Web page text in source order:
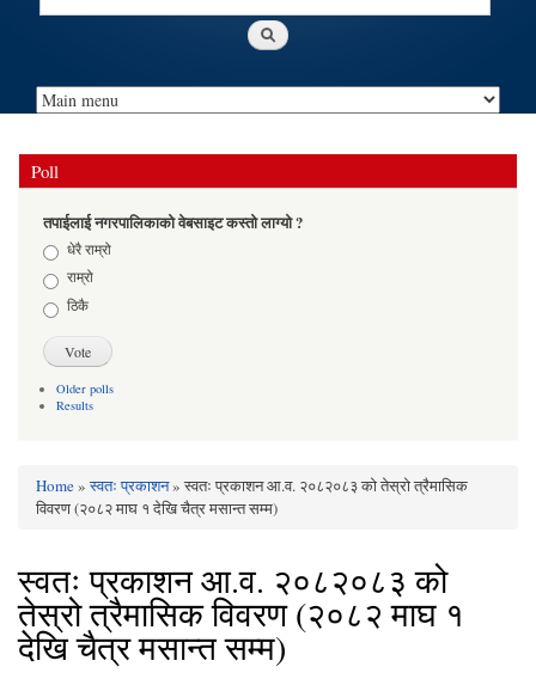
Poll
तपाईलाई नगरपालिकाको वेबसाइट कस्तो लाग्यो ?
Choicesधेरै राम्रो
राम्रो
ठिकै
Older polls
Results
You are here
Home»स्वतः प्रकाशन» स्वतः प्रकाशन आ.व. २०८२०८३ को तेस्रो त्रैमासिक
विवरण (२०८२ माघ १ देखि चैत्र मसान्त सम्म)
स्वतः प्रकाशन आ.व. २०८२०८३ को
तेस्रो त्रैमासिक विवरण (२०८२ माघ १
देखि चैत्र मसान्त सम्म)